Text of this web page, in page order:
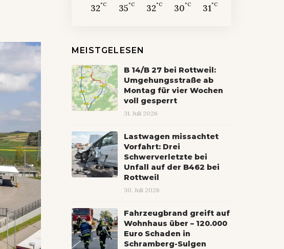
32°C 35°C 32°C 30°C 31°C
MEISTGELESEN
B 14/B 27 bei Rottweil:
Umgehungsstraße ab
Montag für vier Wochen
voll gesperrt
31. Juli 2026
Lastwagen missachtet
Vorfahrt: Drei
Schwerverletzte bei
Unfall auf der B462 bei
Rottweil
30. Juli 2026
Fahrzeugbrand greift auf
Wohnhaus über – 120.000
Euro Schaden in
Schramberg-Sulgen